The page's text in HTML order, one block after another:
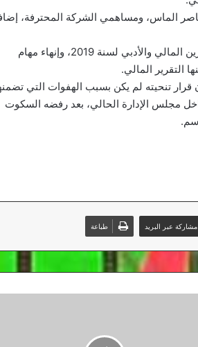
الماس، ومساهمي الشركة المحترفة،
وانتهى الاجتماع الذي دام خمس ساعات، بالمصادقة على التقريرين المالي والأدبي لسنة 2019، وإنهاء مهام
التقرير المالي.
تنحيته لم يكن بسبب الهفوات التي
مجلس الإدارة الحالي، بعد رفضه السكوت
مشاركة عبر البريد طباعة